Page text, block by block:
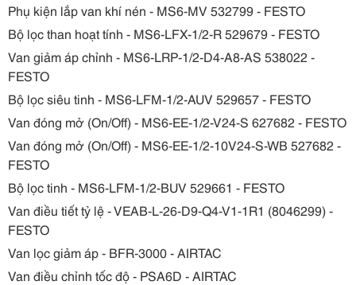
Phụ kiện lắp van khí nén - MS6-MV 532799 - FESTO
Bộ lọc than hoạt tính - MS6-LFX-1/2-R 529679 - FESTO
Van giảm áp chỉnh - MS6-LRP-1/2-D4-A8-AS 538022 -
FESTO
Bộ lọc siêu tinh - MS6-LFM-1/2-AUV 529657 - FESTO
Van đóng mở (On/Off) - MS6-EE-1/2-V24-S 627682 - FESTO
Van đóng mở (On/Off) - MS6-EE-1/2-10V24-S-WB 527682 -
FESTO
Bộ lọc tinh - MS6-LFM-1/2-BUV 529661 - FESTO
Van điều tiết tỷ lệ - VEAB-L-26-D9-Q4-V1-1R1 (8046299) -
FESTO
Van lọc giảm áp - BFR-3000 - AIRTAC
Van điều chỉnh tốc độ - PSA6D - AIRTAC